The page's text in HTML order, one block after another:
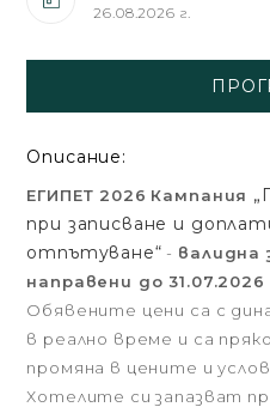
26.08.2026 г.
Описание:
ЕГИПЕТ 2026 Кампания
при записване и
отпътуване“ - валидна
направени до 31.07.2026
Обявените цени са с
в реално време и са
промяна в цените и
Хотелите си запазват